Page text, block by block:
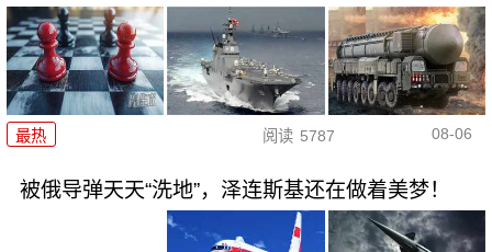
最热 阅读 5787 08-06
被俄导弹天天“洗地”，泽连斯基还在做着美梦！